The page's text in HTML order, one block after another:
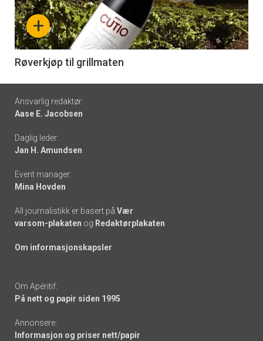
nå
-
6
+
Røverkjøp til grillmaten
Footer
-
links
Ansvarlig redaktør:
Aase E. Jacobsen
Daglig leder:
Jan H. Amundsen
Event manager:
Mina Hovden
All journalistikk er basert på Vær
varsom-plakaten og Redaktørplakaten
Om informasjonskapsler
Om Apéritif:
På nett og papir siden 1995
Annonsere:
Informasjon og priser nett/papir